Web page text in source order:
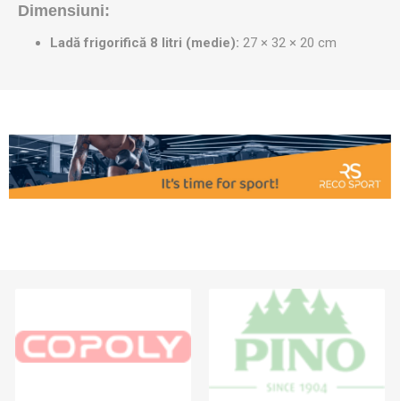
Dimensiuni:
Ladă frigorifică 8 litri (medie): 27 × 32 × 20 cm